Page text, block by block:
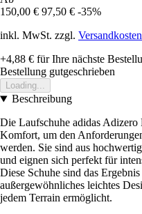
150,00 € 97,50 € -35%
inkl. MwSt. zzgl. Versandkosten
+4,88 € für Ihre nächste
Bestellung gutgeschrieben
Loading...
Beschreibung
Die Laufschuhe adidas
Komfort, um den
werden. Sie sind aus
und eignen sich perfekt für
Diese Schuhe sind das
außergewöhnliches leichtes
jedem Terrain ermöglicht.